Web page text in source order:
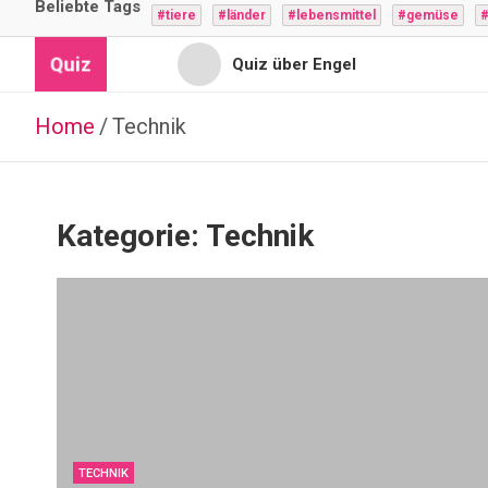
Beliebte Tags #tiere #länder #lebensmittel #gemüse
Quiz Quiz über Engel
Quiz für Vorschulkinder
Quiz für Intelligente
Home Technik
Kategorie: Technik
TECHNIK